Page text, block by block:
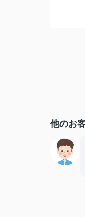
他のお